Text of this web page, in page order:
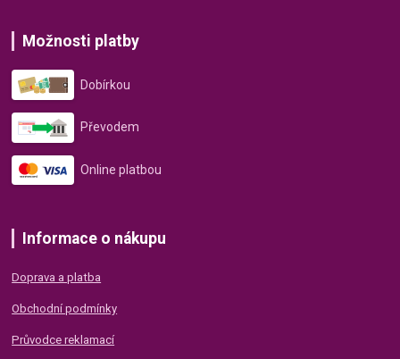
Možnosti platby
Dobírkou
Převodem
Online platbou
Informace o nákupu
Doprava a platba
Obchodní podmínky
Průvodce reklamací